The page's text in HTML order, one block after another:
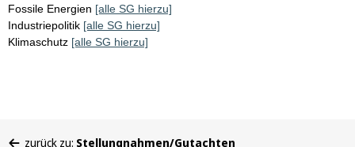
Fossile Energien [alle SG hierzu]
Industriepolitik [alle SG hierzu]
Klimaschutz [alle SG hierzu]
zurück zu: Stellungnahmen/Gutachten